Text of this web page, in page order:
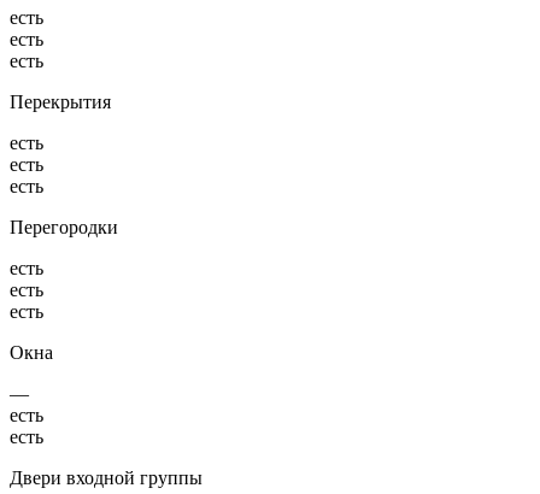
есть
есть
есть
Перекрытия
есть
есть
есть
Перегородки
есть
есть
есть
Окна
—
есть
есть
Двери входной группы